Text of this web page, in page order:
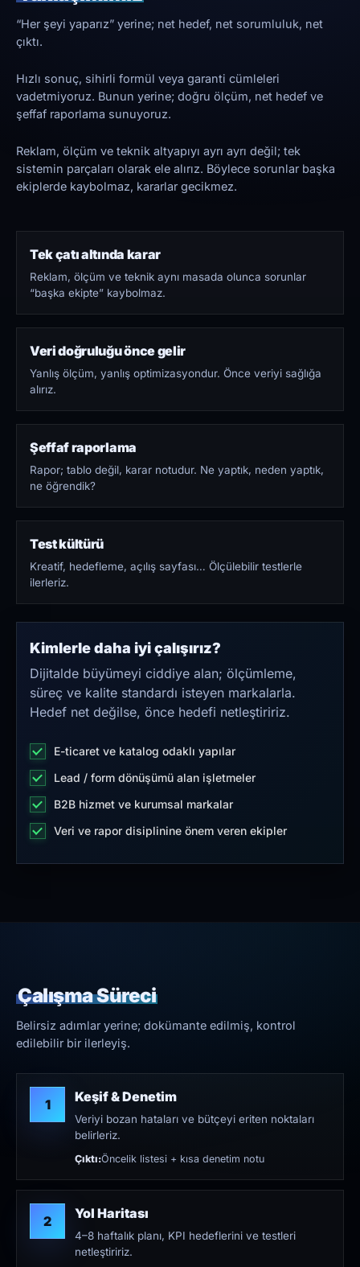
“Her şeyi yaparız” yerine; net hedef, net sorumluluk, net
çıktı.
Hızlı sonuç, sihirli formül veya garanti cümleleri
vadetmiyoruz. Bunun yerine; doğru ölçüm, net hedef ve
şeffaf raporlama sunuyoruz.
Reklam, ölçüm ve teknik altyapıyı ayrı ayrı değil; tek
sistemin parçaları olarak ele alırız. Böylece sorunlar başka
ekiplerde kaybolmaz, kararlar gecikmez.
Tek çatı altında karar
Reklam, ölçüm ve teknik aynı masada olunca sorunlar
“başka ekipte” kaybolmaz.
Veri doğruluğu önce gelir
Yanlış ölçüm, yanlış optimizasyondur. Önce veriyi sağlığa
alırız.
Şeffaf raporlama
Rapor; tablo değil, karar notudur. Ne yaptık, neden yaptık,
ne öğrendik?
Test kültürü
Kreatif, hedefleme, açılış sayfası… Ölçülebilir testlerle
ilerleriz.
Kimlerle daha iyi çalışırız?
Dijitalde büyümeyi ciddiye alan; ölçümleme,
süreç ve kalite standardı isteyen markalarla.
Hedef net değilse, önce hedefi netleştiririz.
E-ticaret ve katalog odaklı yapılar
Lead / form dönüşümü alan işletmeler
B2B hizmet ve kurumsal markalar
Veri ve rapor disiplinine önem veren ekipler
Çalışma Süreci
Belirsiz adımlar yerine; dokümante edilmiş, kontrol
edilebilir bir ilerleyiş.
1 Keşif & Denetim
Veriyi bozan hataları ve bütçeyi eriten noktaları
belirleriz.
Çıktı:Öncelik listesi + kısa denetim notu
2 Yol Haritası
4–8 haftalık planı, KPI hedeflerini ve testleri
netleştiririz.